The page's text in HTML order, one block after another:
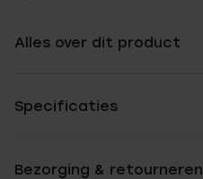
Alles over dit product
Specificaties
Bezorging & retourneren